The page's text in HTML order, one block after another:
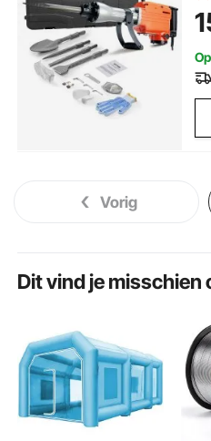
Vorig
Dit vind je misschien